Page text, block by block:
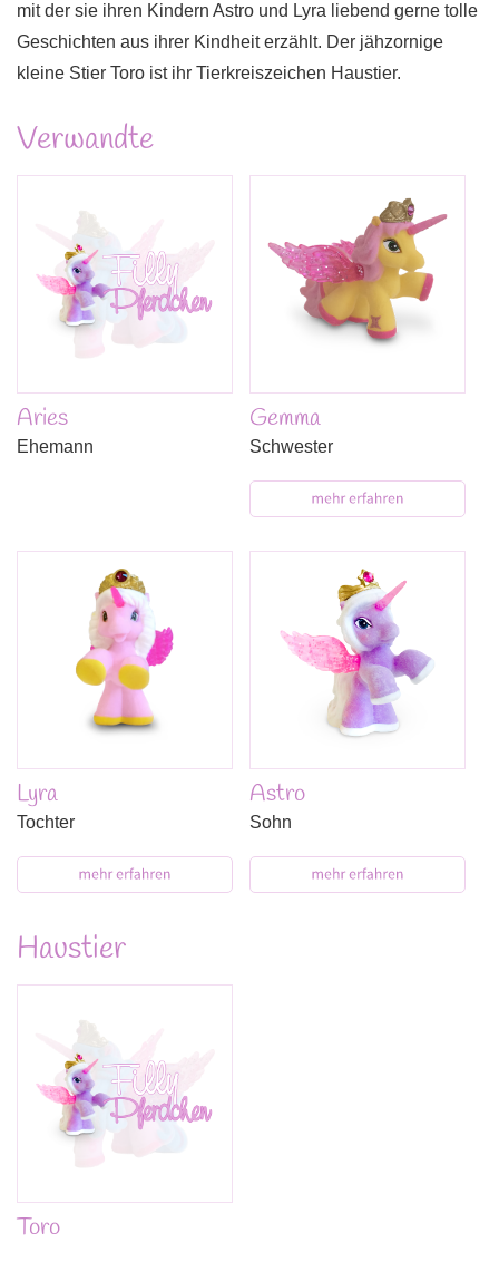
mit der sie ihren Kindern Astro und Lyra liebend gerne tolle
Geschichten aus ihrer Kindheit erzählt. Der jähzornige
kleine Stier Toro ist ihr Tierkreiszeichen Haustier.
Verwandte
Aries
Ehemann
Gemma
Schwester
Lyra
Tochter
Astro
Sohn
Haustier
Toro